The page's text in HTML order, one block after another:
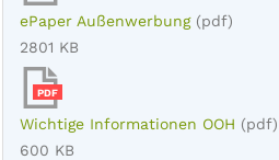
ePaper Außenwerbung (pdf)
2801 KB
PDF
Wichtige Informationen OOH (pdf)
600 KB